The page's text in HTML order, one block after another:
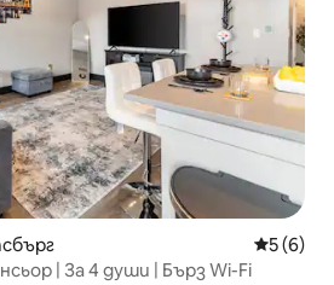
Средна
5 (6)
| За 4 души | Бърз Wi-Fi